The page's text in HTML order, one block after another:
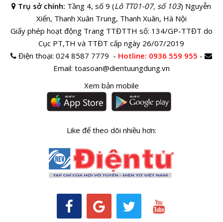
Trụ sở chính: Tầng 4, số 9 (Lô TT01-07, số 103) Nguyễn
Xiển, Thanh Xuân Trung, Thanh Xuân, Hà Nội
Giấy phép hoạt động Trang TTĐTTH số: 134/GP-TTĐT do
Cục PT,TH và TTĐT cấp ngày 26/07/2019
Điện thoại:024 8587 7779 - Hotline: 0936 559 955 -
Email: toasoan@dientuungdung.vn
Xem bản mobile
Like để theo dõi nhiều hơn: